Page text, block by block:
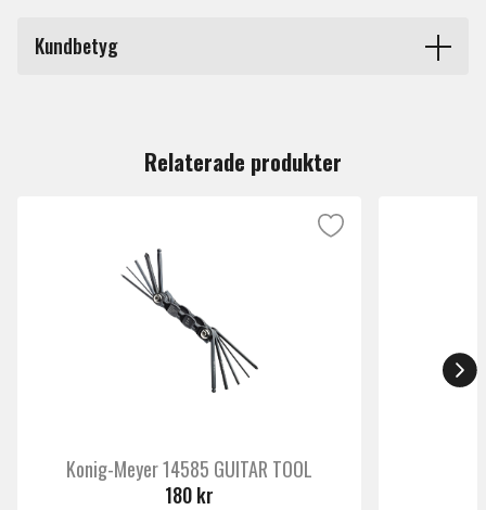
Kundbetyg
Relaterade produkter
Konig-Meyer 14585 GUITAR TOOL
180 kr